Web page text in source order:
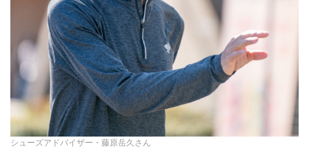
シューズアドバイザー・藤原岳久さん